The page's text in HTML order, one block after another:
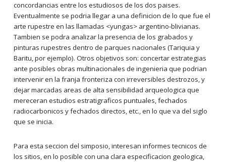
concordancias entre los estudiosos de los dos paises.
Eventualmente se podria llegar a una definicion de lo que fue el
arte rupestre en las llamadas <yungas> argentino-blivianas.
Tambien se podra analizar la presencia de los grabados y
pinturas rupestres dentro de parques nacionales (Tariquia y
Baritu, por ejemplo). Otros objetivos son: concertar estrategias
ante posibles obras multinacionales de ingenieria que podrian
intervenir en la franja fronteriza con irreversibles destrozos, y
dejar marcadas areas de alta sensibilidad arqueologica que
mereceran estudios estratigraficos puntuales, fechados
radiocarbonicos y fechados directos, etc., en lo que va del siglo
que se inicia.
Para esta seccion del simposio, interesan informes tecnicos de
los sitios, en lo posible con una clara especificacion geologica,